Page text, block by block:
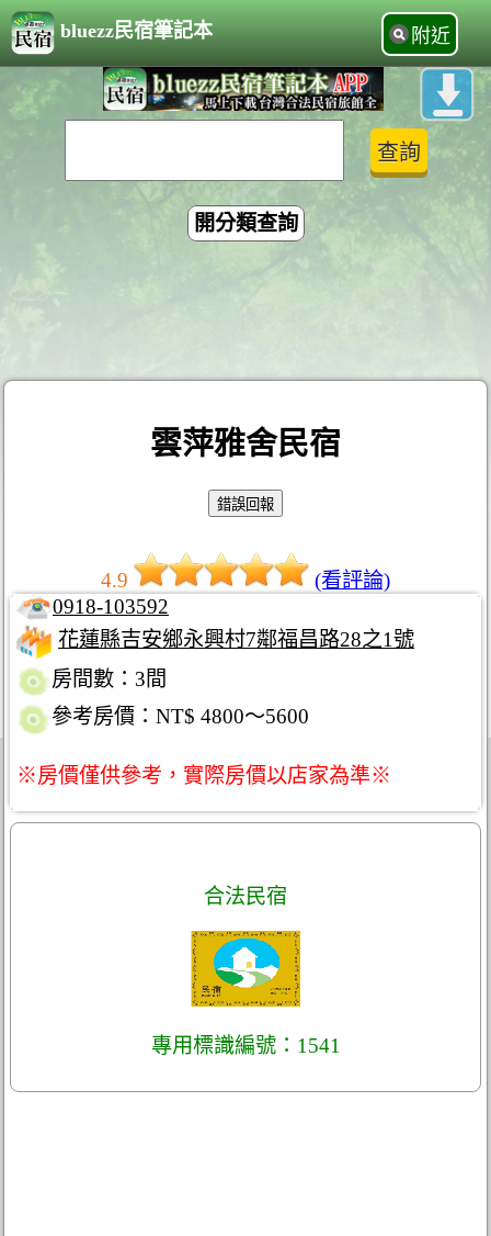
bluezz民宿筆記本 附近
開分類查詢
雲萍雅舍民宿
4.9
(看評論)
0918-103592
花蓮縣吉安鄉永興村7鄰福昌路28之1號
房間數：3間
參考房價：NT$ 4800～5600
※房價僅供參考，實際房價以店家為準※
合法民宿
專用標識編號：1541